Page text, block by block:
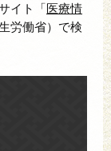
イト「医療情
労働省）で検